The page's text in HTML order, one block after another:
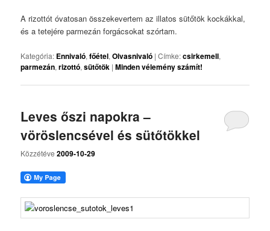
A rizottót óvatosan összekevertem az illatos sütőtök kockákkal,
és a tetejére parmezán forgácsokat szórtam.
Kategória: Ennivaló,főétel,Olvasnivaló |Címke:csirkemell,
parmezán,rizottó,sütőtök |Minden vélemény számít!
Leves őszi napokra –
vöröslencsével és sütőtökkel
Közzétéve2009-10-29